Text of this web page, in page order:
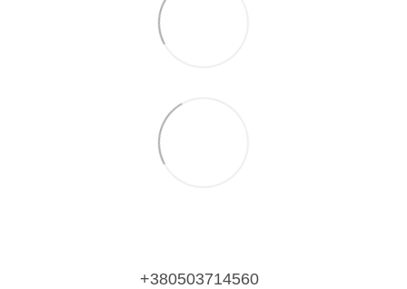
+380503714560